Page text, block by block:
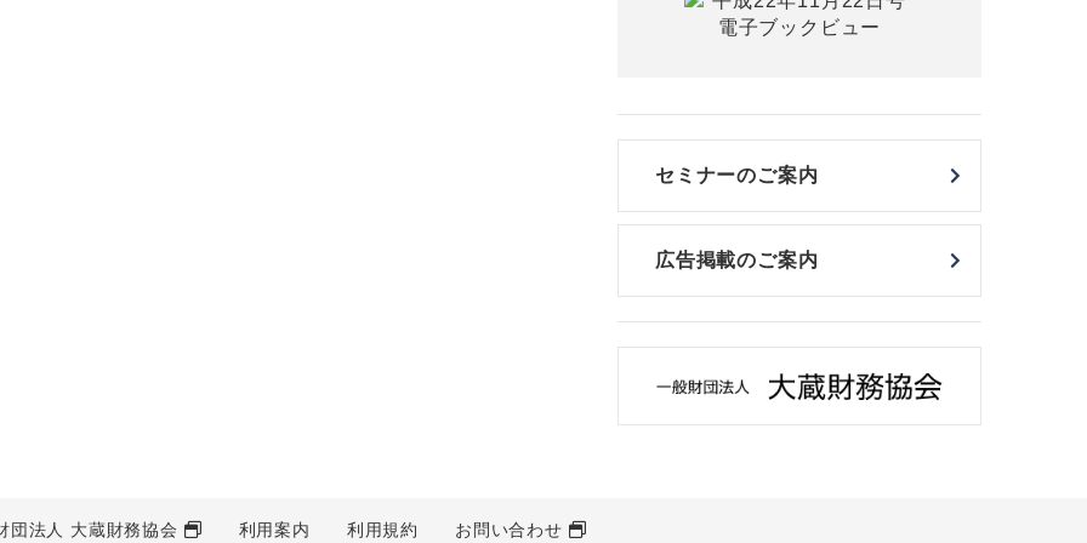
セミナーのご案内
広告掲載のご案内
団法人 大蔵財務協会 利用案内 利用規約 お問い合わせ